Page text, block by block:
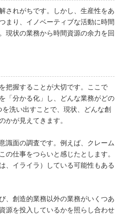
されがちです。しかし、生産性をあ
まり、イノベーティブな活動に時間
現状の業務から時間資源の余力を回
把握することが大切です。ここで
「分かる化」し、どんな業務がどの
洗い出すことで、現状、どんな創
かが見えてきます。
識面の調査です。例えば、クレーム
仕事をつらいと感じたとします。
、イライラ）している可能性もある
、創造的業務以外の業務がいくつあ
源を投入しているかを照らし合わせ